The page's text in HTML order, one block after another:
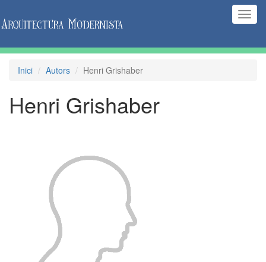
Inici Autors Henri Grishaber
Henri Grishaber